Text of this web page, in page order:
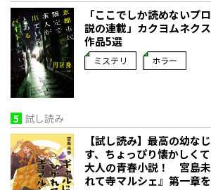
「ここでしか読めないプ
説の連載」――カクヨムネク
作品5選
ミステリ ホラー
5 試し読み
【試し読み】最高の幼な
す、ちょっぴり懐かしくて
大人の青春小説！ 宮島
れて寺マルシェ』第一章